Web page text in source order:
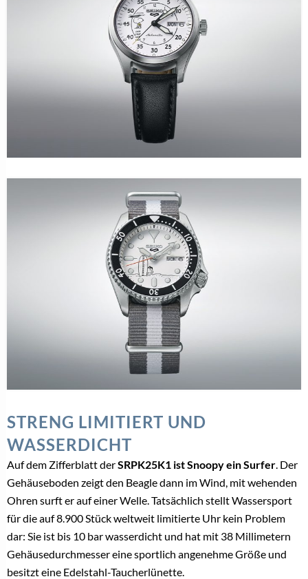
STRENG LIMITIERT UND
WASSERDICHT
Auf dem Zifferblatt derSRPK25K1 ist Snoopy ein Surfer . Der
Gehäuseboden zeigt den Beagle dann im Wind, mit wehenden
Ohren surft er auf einer Welle. Tatsächlich stellt Wassersport
für die auf 8.900 Stück weltweit limitierte Uhr kein Problem
dar: Sie ist bis 10 bar wasserdicht und hat mit 38 Millimetern
Gehäusedurchmesser eine sportlich angenehme Größe und
besitzt eine Edelstahl-Taucherlünette.